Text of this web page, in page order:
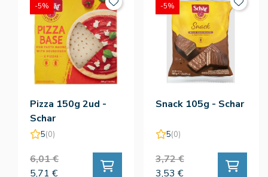
Pizza 150g 2ud -
Schar
5(0)
6,01 €
5,71 €
-5%
Snack 105g - Schar
5(0)
3,72 €
3,53 €
-5%